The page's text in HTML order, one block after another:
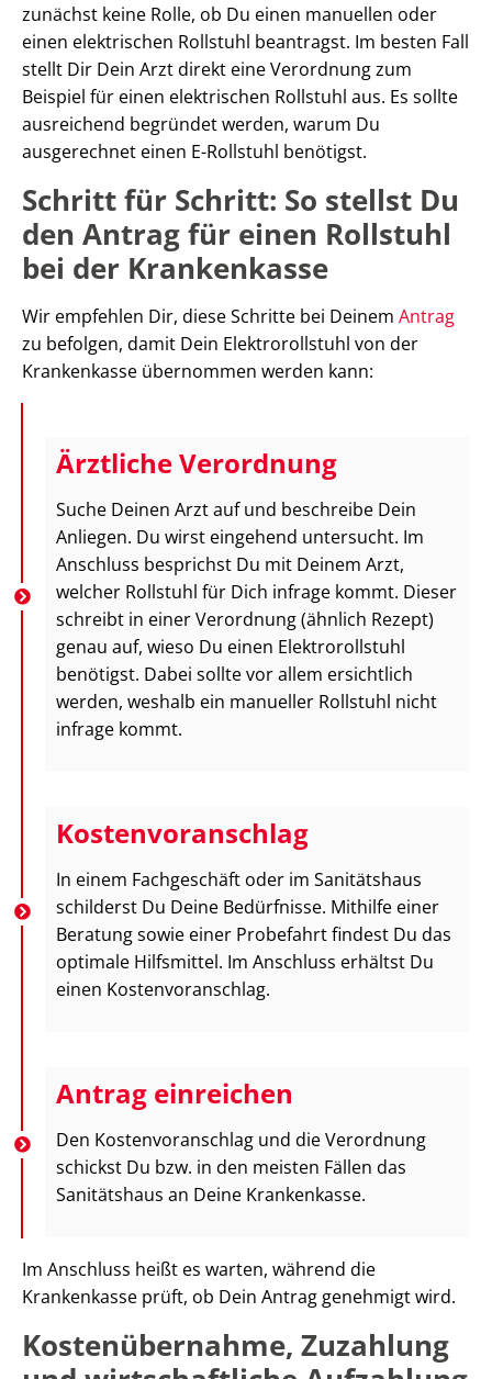
zunächst keine Rolle, ob Du einen manuellen oder
einen elektrischen Rollstuhl beantragst. Im besten Fall
stellt Dir Dein Arzt direkt eine Verordnung zum
Beispiel für einen elektrischen Rollstuhl aus. Es sollte
ausreichend begründet werden, warum Du
ausgerechnet einen E-Rollstuhl benötigst.
Schritt für Schritt: So stellst Du
den Antrag für einen Rollstuhl
bei der Krankenkasse
Wir empfehlen Dir, diese Schritte bei Deinem Antrag
zu befolgen, damit Dein Elektrorollstuhl von der
Krankenkasse übernommen werden kann:
Ärztliche Verordnung
Suche Deinen Arzt auf und beschreibe Dein
Anliegen. Du wirst eingehend untersucht. Im
Anschluss besprichst Du mit Deinem Arzt,
welcher Rollstuhl für Dich infrage kommt. Dieser
schreibt in einer Verordnung (ähnlich Rezept)
genau auf, wieso Du einen Elektrorollstuhl
benötigst. Dabei sollte vor allem ersichtlich
werden, weshalb ein manueller Rollstuhl nicht
infrage kommt.
Kostenvoranschlag
In einem Fachgeschäft oder im Sanitätshaus
schilderst Du Deine Bedürfnisse. Mithilfe einer
Beratung sowie einer Probefahrt findest Du das
optimale Hilfsmittel. Im Anschluss erhältst Du
einen Kostenvoranschlag.
Antrag einreichen
Den Kostenvoranschlag und die Verordnung
schickst Du bzw. in den meisten Fällen das
Sanitätshaus an Deine Krankenkasse.
Im Anschluss heißt es warten, während die
Krankenkasse prüft, ob Dein Antrag genehmigt wird.
Kostenübernahme, Zuzahlung